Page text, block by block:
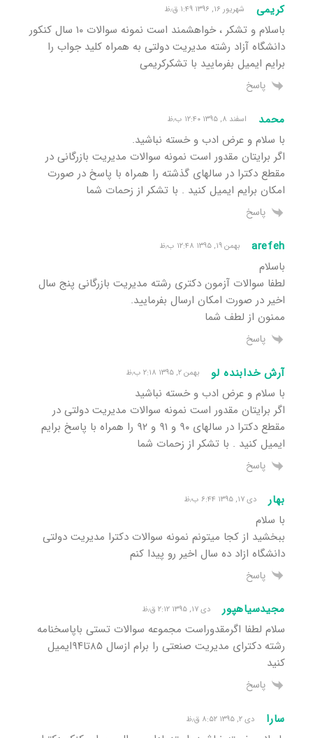
کریمی شهریور ۱۶, ۱۳۹۶ ۱:۴۹ ق٫ظ
باسلام و تشکر ، خواهشمند است نمونه سوالات ۱۰ سال کنکور
دانشگاه آزاد رشته مدیریت دولتی به همراه کلید جواب را
برایم ایمیل بفرمایید با تشکرکریمی
پاسخ
محمد اسفند ۸, ۱۳۹۵ ۱۲:۴۰ ب٫ظ
با سلام و عرض ادب و خسته نباشید.
اگر برایتان مقدور است نمونه سوالات مدیریت بازرگانی در
مقطع دکترا در سالهای گذشته را همراه با پاسخ در صورت
امکان برایم ایمیل کنید . با تشکر از زحمات شما
پاسخ
arefeh بهمن ۱۹, ۱۳۹۵ ۱۲:۴۸ ب٫ظ
باسلام
لطفا سوالات آزمون دکتری رشته مدیریت بازرگانی پنج سال
اخیر در صورت امکان ارسال بفرمایید.
ممنون از لطف شما
پاسخ
آرش خدابنده لو بهمن ۲, ۱۳۹۵ ۲:۱۸ ب٫ظ
با سلام و عرض ادب و خسته نباشید
اگر برایتان مقدور است نمونه سوالات مدیریت دولتی در
مقطع دکترا در سالهای ۹۰ و ۹۱ و ۹۲ را همراه با پاسخ برایم
ایمیل کنید . با تشکر از زحمات شما
پاسخ
بهار دی ۱۷, ۱۳۹۵ ۶:۴۴ ب٫ظ
با سلام
ببخشید از کجا میتونم نمونه سوالات دکترا مدیریت دولتی
دانشگاه ازاد ده سال اخیر رو پیدا کنم
پاسخ
مجیدسیاهپور دی ۱۷, ۱۳۹۵ ۲:۱۲ ق٫ظ
سلام لطفا اگرمقدوراست مجموعه سوالات تستی باپاسخنامه
رشته دکترای مدیریت صنعتی را برام ازسال ۸۵تا۹۴ایمیل
کنید
پاسخ
سارا دی ۲, ۱۳۹۵ ۸:۵۲ ق٫ظ